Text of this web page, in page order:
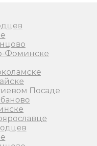
Фоминске
Посаде